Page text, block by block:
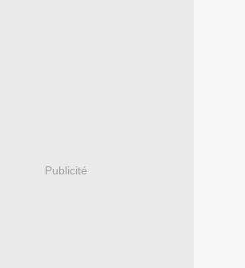
Publicité